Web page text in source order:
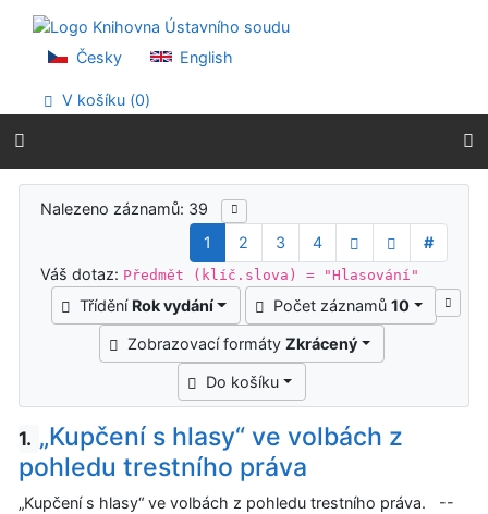
Přejít na menu
Prohlášení o webové přístupnosti
Česky English
V košíku (0)
Výsledky vyhledávání
Nalezeno záznamů: 39
1
2 3 4
#
Váš dotaz: Předmět (klíč.slova) = "Hlasování"
Třídění Rok vydání Počet záznamů 10
Zobrazovací formáty Zkrácený
Do košíku
1. „Kupčení s hlasy“ ve volbách z
pohledu trestního práva
„Kupčení s hlasy“ ve volbách z pohledu trestního práva. --